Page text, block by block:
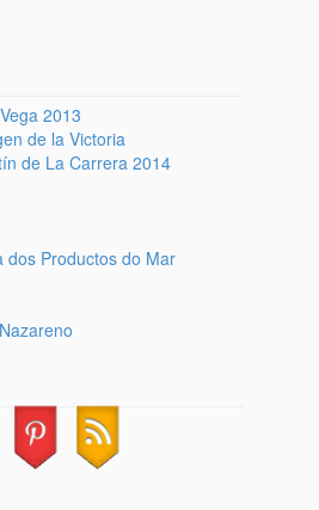
2013
de la Victoria
de La Carrera 2014
dos Productos do Mar